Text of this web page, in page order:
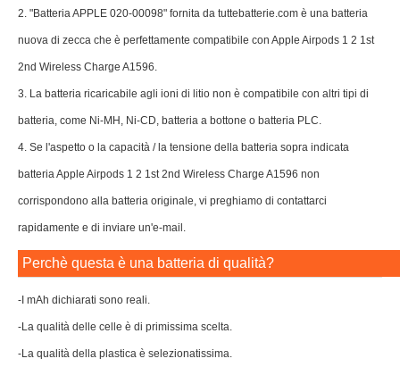
2. "Batteria APPLE 020-00098" fornita da tuttebatterie.com è una batteria
nuova di zecca che è perfettamente compatibile con Apple Airpods 1 2 1st
2nd Wireless Charge A1596.
3. La batteria ricaricabile agli ioni di litio non è compatibile con altri tipi di
batteria, come Ni-MH, Ni-CD, batteria a bottone o batteria PLC.
4. Se l'aspetto o la capacità / la tensione della batteria sopra indicata
batteria Apple Airpods 1 2 1st 2nd Wireless Charge A1596 non
corrispondono alla batteria originale, vi preghiamo di contattarci
rapidamente e di inviare un'e-mail.
Perchè questa è una batteria di qualità?
-I mAh dichiarati sono reali.
-La qualità delle celle è di primissima scelta.
-La qualità della plastica è selezionatissima.